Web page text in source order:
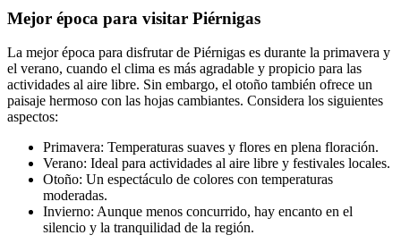
Mejor época para visitar Piérnigas
La mejor época para disfrutar de Piérnigas es durante la primavera y
el verano, cuando el clima es más agradable y propicio para las
actividades al aire libre. Sin embargo, el otoño también ofrece un
paisaje hermoso con las hojas cambiantes. Considera los siguientes
aspectos:
Primavera: Temperaturas suaves y flores en plena floración.
Verano: Ideal para actividades al aire libre y festivales locales.
Otoño: Un espectáculo de colores con temperaturas
moderadas.
Invierno: Aunque menos concurrido, hay encanto en el
silencio y la tranquilidad de la región.